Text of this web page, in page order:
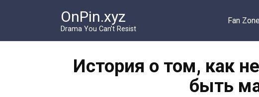
OnPin.xyz
Drama You Can’t Resist
Fan Zone
История о том, как
быть